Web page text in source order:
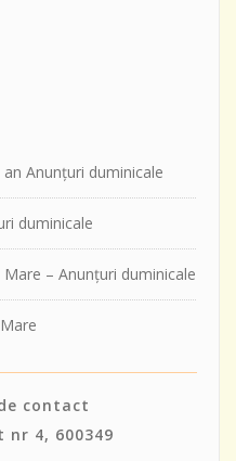
Anunţuri duminicale
duminicale
– Anunţuri duminicale
contact
4, 600349